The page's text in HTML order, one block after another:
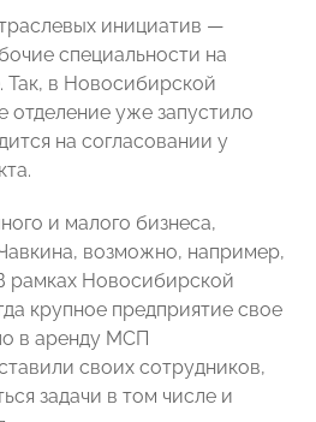
инициатив —
специальности на
Так, в Новосибирской
отделение уже запустило
на согласовании у
и малого бизнеса,
возможно, например,
рамках Новосибирской
крупное предприятие свое
в аренду МСП
своих сотрудников,
задачи в том числе и